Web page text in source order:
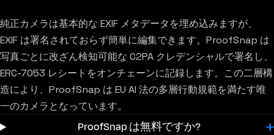
純正カメラは基本的な EXIF メタデータを埋め込みますが、
EXIF は署名されておらず簡単に編集できます。ProofSnap は
写真ごとに改ざん検知可能な C2PA クレデンシャルで署名し、
ERC-7053 レシートをオンチェーンに記録します。この二層構
造により、ProofSnap は EU AI 法の多層行動規範を満たす唯
一のカメラとなっています。
ProofSnap は無料ですか?